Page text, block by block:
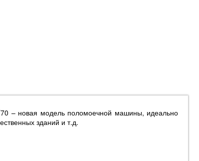
– новая модель поломоечной машины, идеально
зданий и т.д.